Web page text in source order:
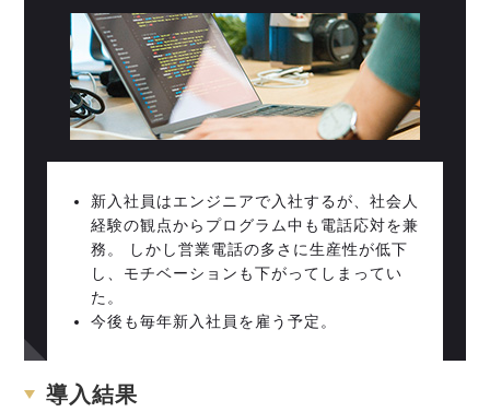
新入社員はエンジニアで入社するが、社会人
経験の観点からプログラム中も電話応対を兼
務。 しかし営業電話の多さに生産性が低下
し、モチベーションも下がってしまってい
た。
今後も毎年新入社員を雇う予定。
導入結果